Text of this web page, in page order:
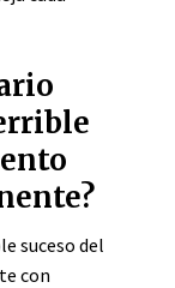
suceso del
con